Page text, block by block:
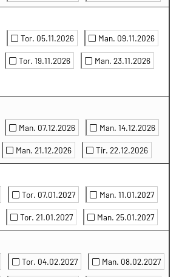
Tor. 05.11.2026 Man. 09.11.2026
Tor. 19.11.2026 Man. 23.11.2026
Man. 07.12.2026 Man. 14.12.2026
Man. 21.12.2026 Tir. 22.12.2026
Tor. 07.01.2027 Man. 11.01.2027
Tor. 21.01.2027 Man. 25.01.2027
Tor. 04.02.2027 Man. 08.02.2027